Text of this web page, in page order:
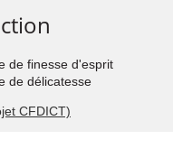
de finesse d'esprit
de délicatesse
CFDICT)